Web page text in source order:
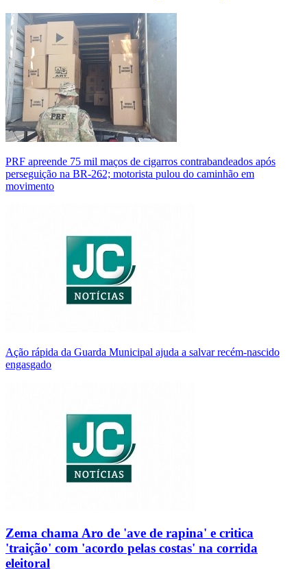
PRF apreende 75 mil maços de cigarros contrabandeados após
perseguição na BR-262; motorista pulou do caminhão em
movimento
Ação rápida da Guarda Municipal ajuda a salvar recém-nascido
engasgado
Zema chama Aro de 'ave de rapina' e critica
'traição' com 'acordo pelas costas' na corrida
eleitoral